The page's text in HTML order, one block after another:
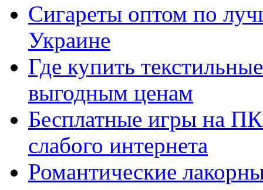
Сигареты оптом по
Украине
Где купить
выгодным ценам
Бесплатные игры на
слабого интернета
Романтические